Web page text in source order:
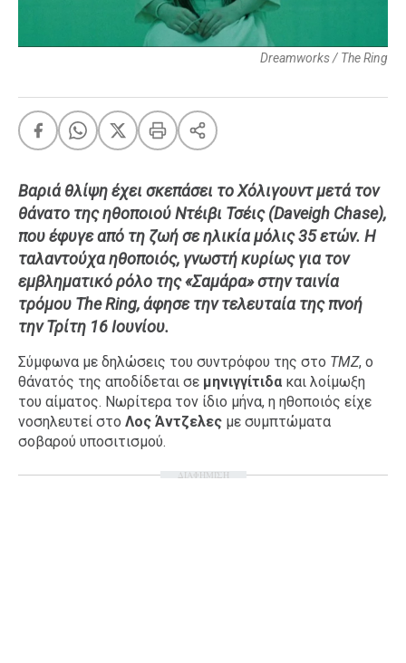
Eurovision
Retro Summer
A-List LGBTQI+
Xmas
LIFE
Food
Body+Mind
Ταξίδια
Style
Σπίτι
Family
Σχέσεις
Dreamworks / The Ring
Βαριά θλίψη έχει σκεπάσει το Χόλιγουντ μετά τον
θάνατο της ηθοποιού Ντέιβι Τσέις (Daveigh Chase),
που έφυγε από τη ζωή σε ηλικία μόλις 35 ετών. Η
ταλαντούχα ηθοποιός, γνωστή κυρίως για τον
εμβληματικό ρόλο της «Σαμάρα» στην ταινία
τρόμου The Ring, άφησε την τελευταία της πνοή
την Τρίτη 16 Ιουνίου.
Σύμφωνα με δηλώσεις του συντρόφου της στο TMZ, ο
θάνατός της αποδίδεται σε μηνιγγίτιδα και λοίμωξη
του αίματος. Νωρίτερα τον ίδιο μήνα, η ηθοποιός είχε
νοσηλευτεί στο Λος Άντζελες με συμπτώματα
σοβαρού υποσιτισμού.
ΔΙΑΦΗΜΙΣΗ